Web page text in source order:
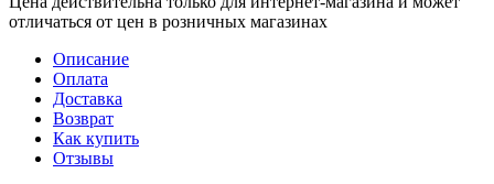
отличаться от цен в розничных магазинах
Описание
Оплата
Доставка
Возврат
Как купить
Отзывы